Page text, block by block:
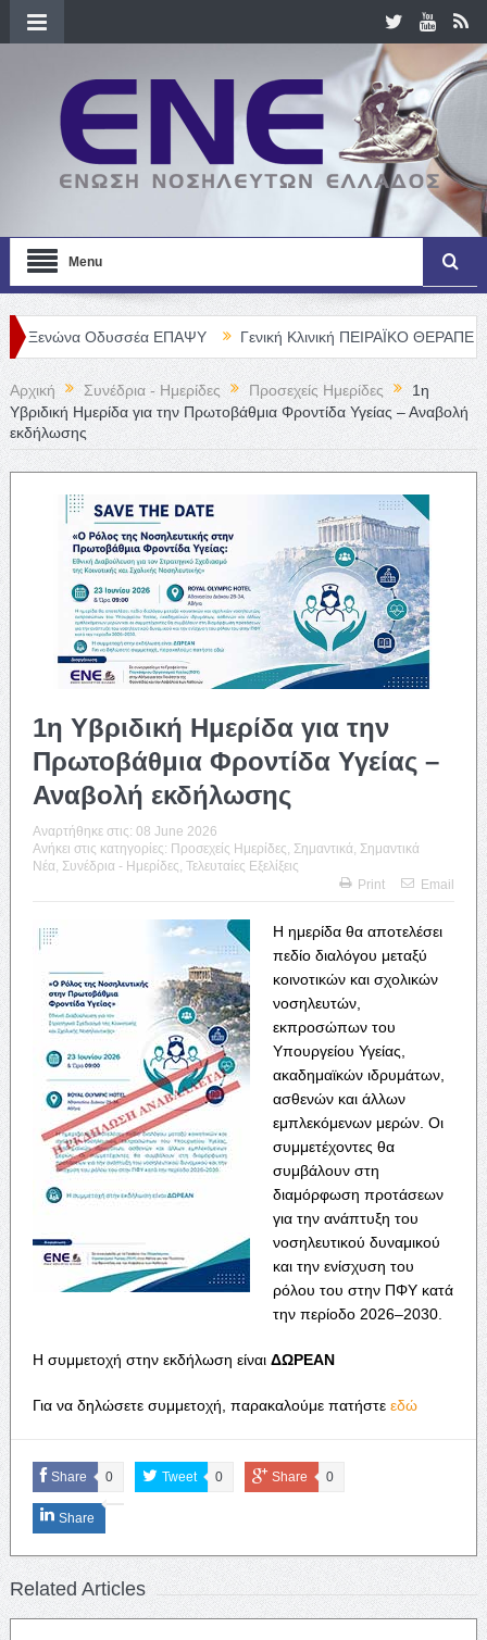
Menu
Οδυσσέα ΕΠΑΨΥ Γενική Κλινική ΠΕΙΡΑΪΚΟ ΘΕΡΑΠΕΥΤΗΡΙΟ Α.
Αρχική Συνέδρια - Ημερίδες Προσεχείς Ημερίδες
1η
Υβριδική Ημερίδα για την Πρωτοβάθμια Φροντίδα Υγείας – Αναβολή
εκδήλωσης
1η Υβριδική Ημερίδα για την
Πρωτοβάθμια Φροντίδα Υγείας –
Αναβολή εκδήλωσης
Αναρτήθηκε στις: 08 June 2026
Ανήκει στις κατηγορίες: Προσεχείς Ημερίδες Σημαντικά Σημαντικά
Νέα Συνέδρια - Ημερίδες Τελευταίες Εξελίξεις
Print
Email
Η ημερίδα θα αποτελέσει
πεδίο διαλόγου μεταξύ
κοινοτικών και σχολικών
νοσηλευτών,
εκπροσώπων του
Υπουργείου Υγείας,
ακαδημαϊκών ιδρυμάτων,
ασθενών και άλλων
εμπλεκόμενων μερών. Οι
συμμετέχοντες θα
συμβάλουν στη
διαμόρφωση προτάσεων
για την ανάπτυξη του
νοσηλευτικού δυναμικού
και την ενίσχυση του
ρόλου του στην ΠΦΥ κατά
την περίοδο 2026–2030.
Η συμμετοχή στην εκδήλωση είναι ΔΩΡΕΑΝ
Για να δηλώσετε συμμετοχή, παρακαλούμε πατήστε εδώ
Share 0 Tweet 0 Share 0
Share
Related Articles